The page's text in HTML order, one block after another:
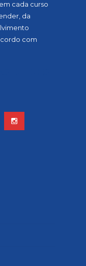
cada curso
da
com